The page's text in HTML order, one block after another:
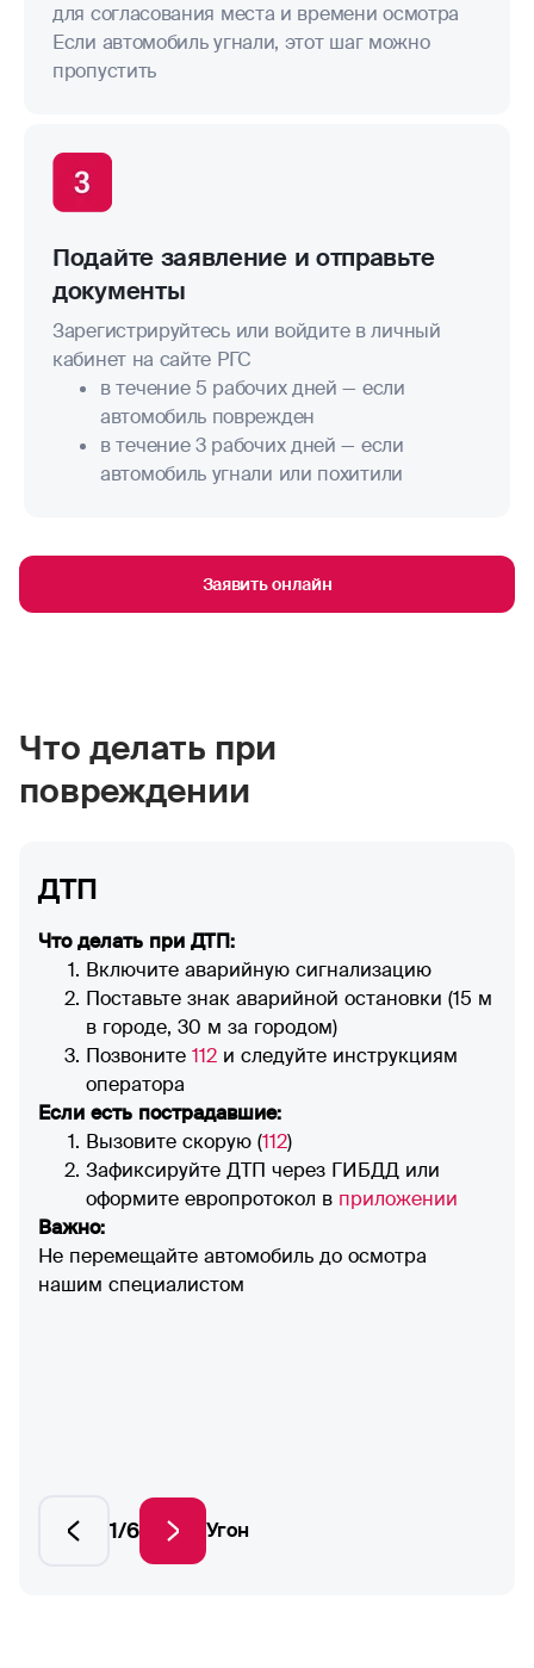
для согласования места и времени осмотра
Если автомобиль угнали, этот шаг можно
пропустить
Подайте заявление и отправьте
документы
Зарегистрируйтесь или войдите в личный
кабинет на сайте РГС
в течение 5 рабочих дней — если
автомобиль поврежден
в течение 3 рабочих дней — если
автомобиль угнали или похитили
Заявить онлайн
Что делать при
повреждении
ДТП
Что делать при ДТП:
Включите аварийную сигнализацию
Поставьте знак аварийной остановки (15 м
в городе, 30 м за городом)
Позвоните 112 и следуйте инструкциям
оператора
Если есть пострадавшие:
Вызовите скорую (112)
Зафиксируйте ДТП через ГИБДД или
оформите европротокол в приложении
Важно:
Не перемещайте автомобиль до осмотра
нашим специалистом
1/6 Угон